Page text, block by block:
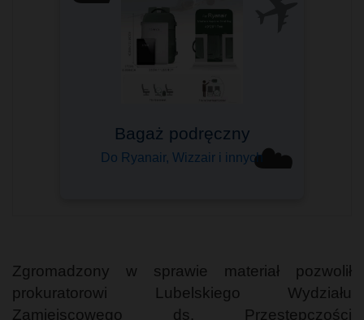
☁️
Bagaż podręczny
Do Ryanair, Wizzair i innych
Sprawdzony przez tysiące
Zgromadzony w sprawie materiał pozwolił
prokuratorowi Lubelskiego Wydziału
Zamiejscowego ds. Przestępczości